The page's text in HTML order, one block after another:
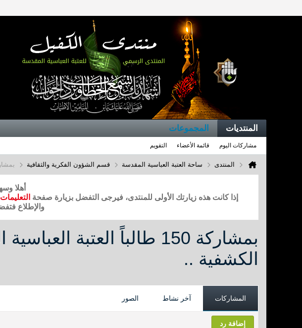
المنتديات المجموعات
مشاركات اليوم قائمة الأعضاء التقويم
المنتدى ساحة العتبة العباسية المقدسة قسم الشؤون الفكرية والثقافية بمشاركة 150 طالباً العتبة العباسية المقدسة
أهلا
إذا كانت هذه زيارتك الأولى للمنتدى، فيرجى التفضل بزيارة صفحة التعليمات
والإطلاع
بمشاركة 150 طالباً العتبة
الكشفية ..
المشاركات آخر نشاط الصور
إضافة رد